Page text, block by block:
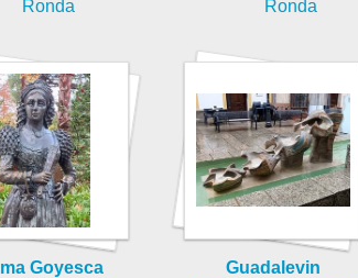
Ronda
Ronda
Goyesca
Guadalevin